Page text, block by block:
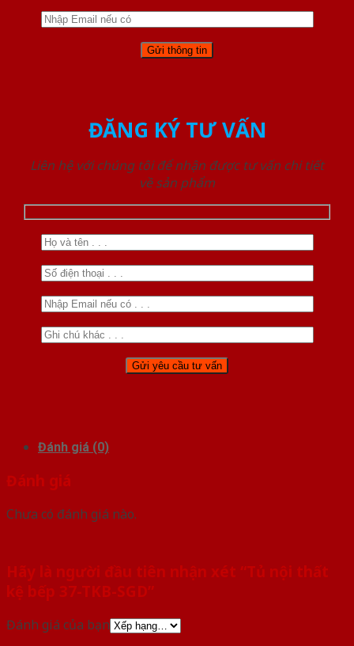
ĐĂNG KÝ TƯ VẤN
Liên hệ với chúng tôi để nhận được tư vấn chi tiết
về sản phẩm
Đánh giá (0)
Đánh giá
Chưa có đánh giá nào.
Hãy là người đầu tiên nhận xét “Tủ nội thất
kệ bếp 37-TKB-SGD”
Đánh giá của bạn